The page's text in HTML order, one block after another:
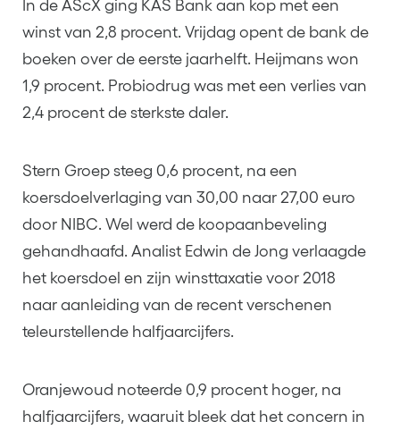
In de AScX ging KAS Bank aan kop met een
winst van 2,8 procent. Vrijdag opent de bank de
boeken over de eerste jaarhelft. Heijmans won
1,9 procent. Probiodrug was met een verlies van
2,4 procent de sterkste daler.
Stern Groep steeg 0,6 procent, na een
koersdoelverlaging van 30,00 naar 27,00 euro
door NIBC. Wel werd de koopaanbeveling
gehandhaafd. Analist Edwin de Jong verlaagde
het koersdoel en zijn winsttaxatie voor 2018
naar aanleiding van de recent verschenen
teleurstellende halfjaarcijfers.
Oranjewoud noteerde 0,9 procent hoger, na
halfjaarcijfers, waaruit bleek dat het concern in